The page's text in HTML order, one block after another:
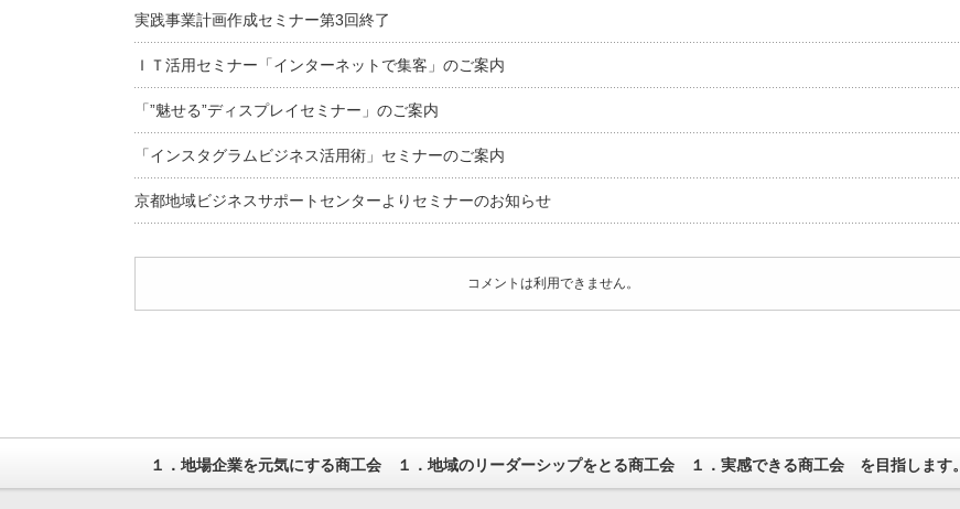
実践事業計画作成セミナー第3回終了
ＩＴ活用セミナー「インターネットで集客」のご案内
「”魅せる”ディスプレイセミナー」のご案内
「インスタグラムビジネス活用術」セミナーのご案内
京都地域ビジネスサポートセンターよりセミナーのお知らせ
コメントは利用できません。
１．地場企業を元気にする商工会 １．地域のリーダーシップをとる商工会 １．実感できる商工会 を目指します。